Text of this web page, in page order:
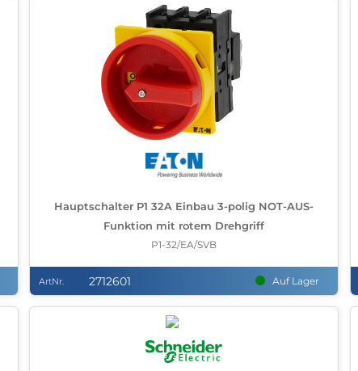
Hauptschalter P1 32A Einbau 3-polig NOT-AUS-
Funktion mit rotem Drehgriff
P1-32/EA/SVB
ArtNr. 2712601 Auf Lager